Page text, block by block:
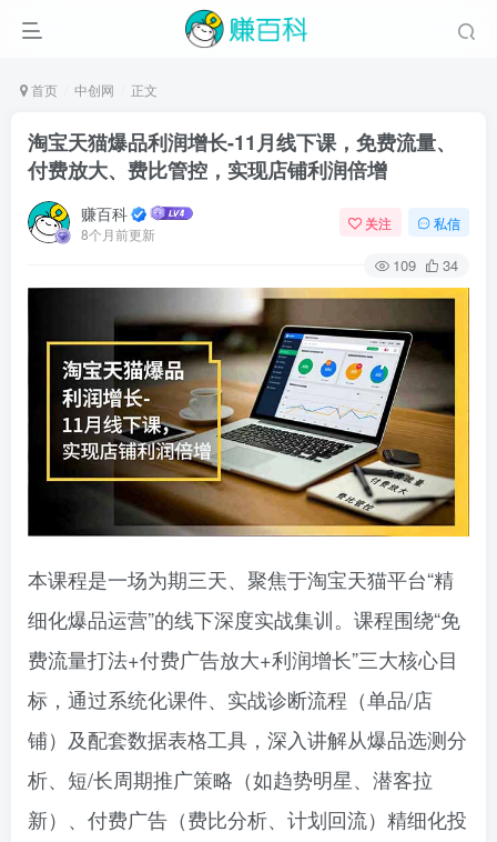
首页 中创网 正文
淘宝天猫爆品利润增长-11月线下课，免费流量、
付费放大、费比管控，实现店铺利润倍增
赚百科
8个月前更新
关注 私信
109 34
本课程是一场为期三天、聚焦于淘宝天猫平台“精
细化爆品运营”的线下深度实战集训。课程围绕“免
费流量打法+付费广告放大+利润增长”三大核心目
标，通过系统化课件、实战诊断流程（单品/店
铺）及配套数据表格工具，深入讲解从爆品选测分
析、短/长周期推广策略（如趋势明星、潜客拉
新）、付费广告（费比分析、计划回流）精细化投